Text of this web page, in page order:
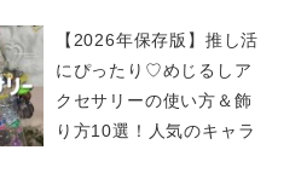
【2026年保存版】推し活
にぴったり♡めじるしア
クセサリーの使い方＆飾
り方10選！人気のキャラ